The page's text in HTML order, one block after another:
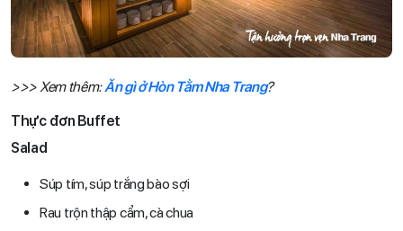
>>> Xem thêm:Ăn gì ở Hòn Tằm Nha Trang?
Thực đơn Buffet
Salad
Súp tím, súp trắng bào sợi
Rau trộn thập cẩm, cà chua